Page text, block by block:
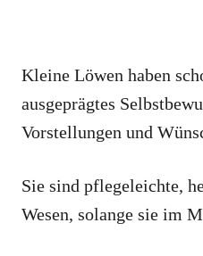
Kleine Löwen haben
ausgeprägtes
Vorstellungen und
Sie sind pflegeleichte,
Wesen, solange sie im